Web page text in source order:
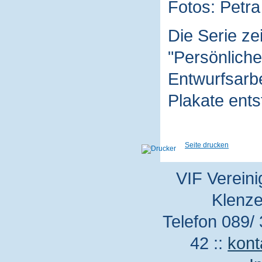
Fotos:
Die Serie
Plakate
Seite drucken
VIF
Telefon
42 ::